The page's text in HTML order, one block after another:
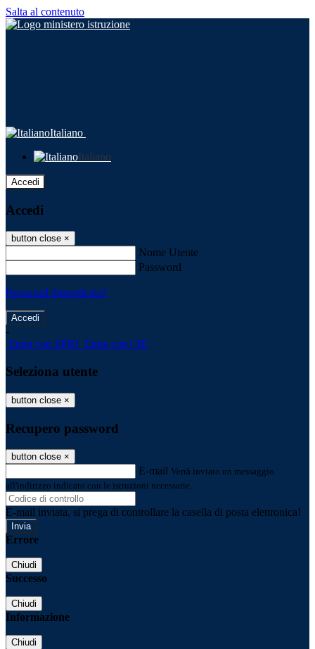
Salta al contenuto
Italiano
Italiano
Accedi
Accedi
button close ×
Nome Utente
Password
Password dimenticata?
-
Entra con SPID Entra con CIE
Seleziona utente
button close ×
Recupero password
button close ×
E-mail Verrà inviato un messaggio
all'indirizzo indicato con le istruzioni necessarie.
E-mail inviata, si prega di controllare la casella di posta elettronica!
Errore
Chiudi
Successo
Chiudi
Informazione
Chiudi